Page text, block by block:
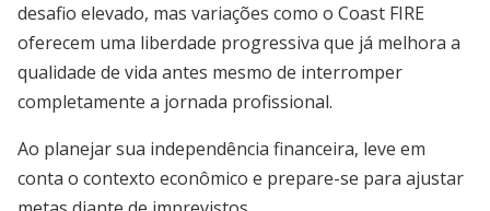
desafio elevado, mas variações como o Coast FIRE
oferecem uma liberdade progressiva que já melhora a
qualidade de vida antes mesmo de interromper
completamente a jornada profissional.
Ao planejar sua independência financeira, leve em
conta o contexto econômico e prepare-se para ajustar